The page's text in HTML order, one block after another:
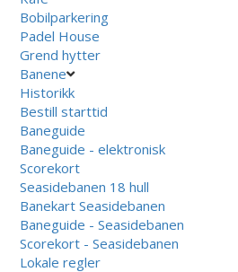
Bobilparkering
Padel House
Grend hytter
Banene
Historikk
Bestill starttid
Baneguide
Baneguide - elektronisk
Scorekort
Seasidebanen 18 hull
Banekart Seasidebanen
Baneguide - Seasidebanen
Scorekort - Seasidebanen
Lokale regler